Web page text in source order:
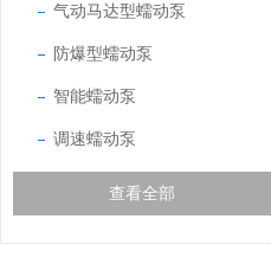
气动马达型蠕动泵
防爆型蠕动泵
智能蠕动泵
调速蠕动泵
查看全部